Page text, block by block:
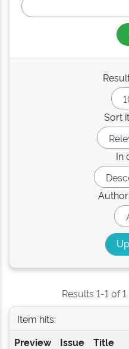
Sort
In
Results 1-1 of
Item hits:
Preview
Issue
Title